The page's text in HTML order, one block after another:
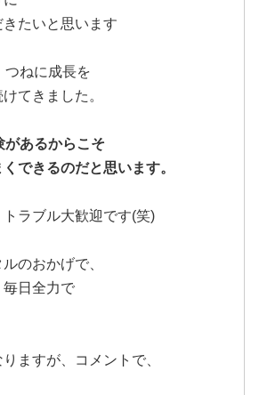
たいと思います
つねに成長を
てきました。
があるからこそ
できるのだと思います。
ラブル大歓迎です(笑)
のおかげで、
日全力で
ますが、コメントで、